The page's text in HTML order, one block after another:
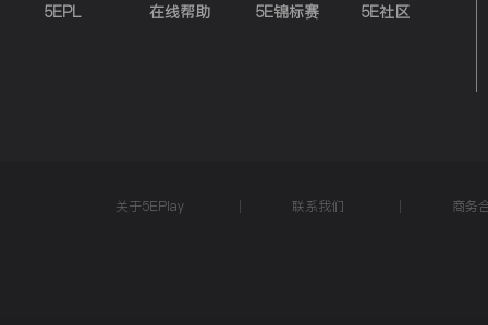
5EPL 在线帮助 5E锦标赛 5E社区
关于5EPlay 联系我们 商务